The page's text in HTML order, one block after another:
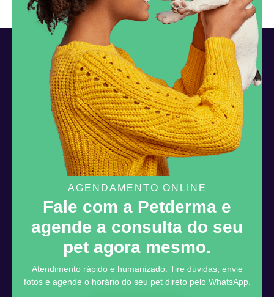
AGENDAMENTO ONLINE
Fale com a Petderma e
agende a consulta do seu
pet agora mesmo.
Atendimento rápido e humanizado. Tire dúvidas, envie
fotos e agende o horário do seu pet direto pelo WhatsApp.